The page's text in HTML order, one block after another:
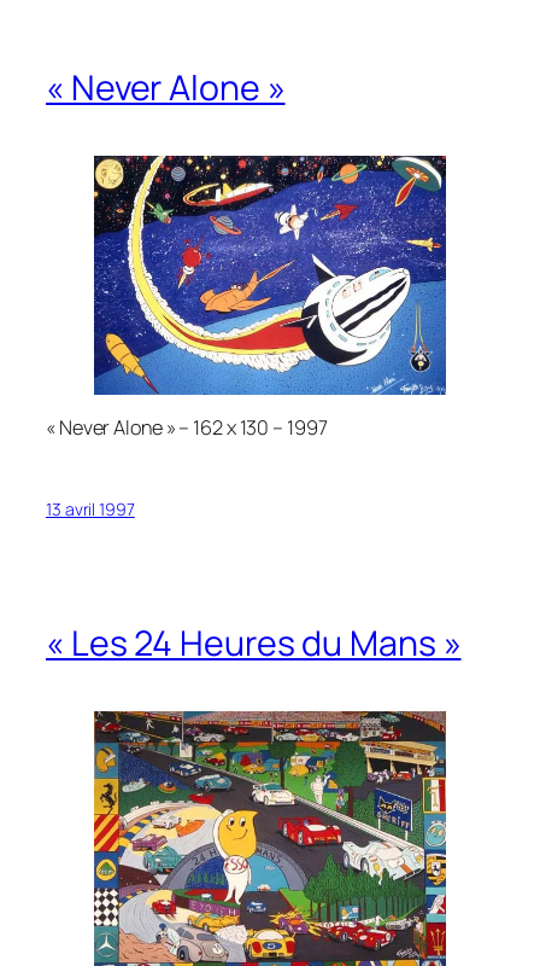
« Never Alone »
« Never Alone » – 162 x 130 – 1997
13 avril 1997
« Les 24 Heures du Mans »